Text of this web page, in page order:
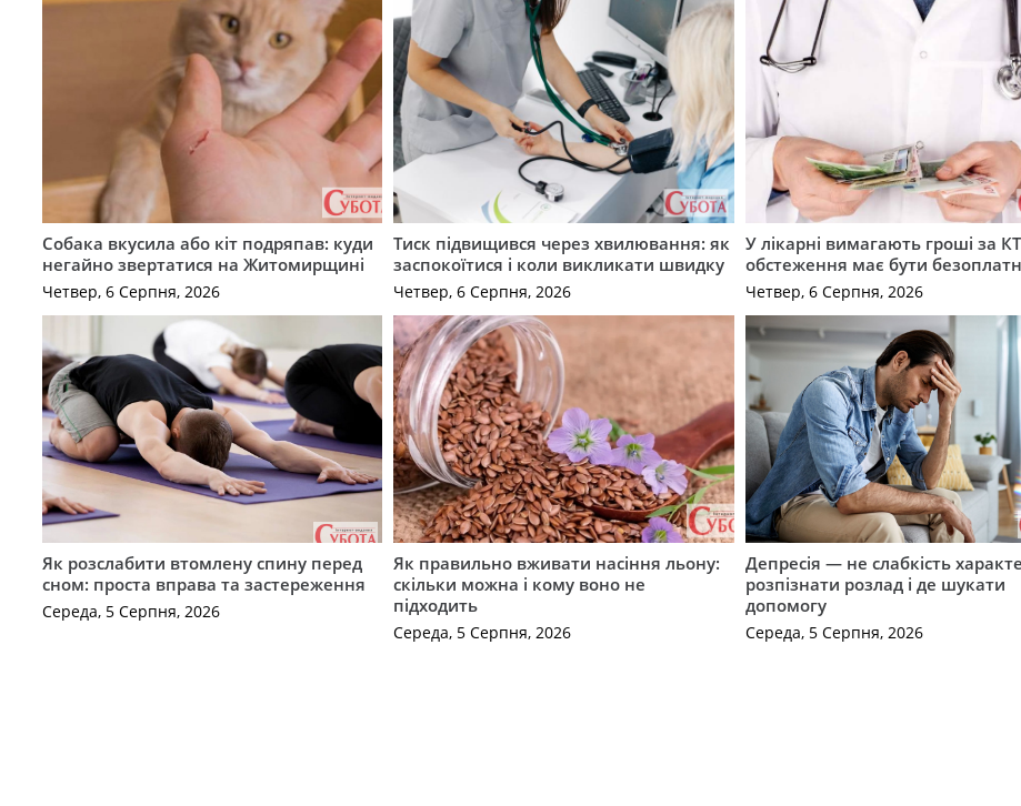
Собака вкусила або кіт подряпав: куди
негайно звертатися на Житомирщині
Четвер, 6 Серпня, 2026
Тиск підвищився через хвилювання: як
заспокоїтися і коли викликати швидку
Четвер, 6 Серпня, 2026
У лікарні вимагають гроші за
обстеження має бути
Четвер, 6 Серпня, 2026
Як розслабити втомлену спину перед
сном: проста вправа та застереження
Середа, 5 Серпня, 2026
Як правильно вживати насіння льону:
скільки можна і кому воно не
підходить
Середа, 5 Серпня, 2026
Депресія — не слабкість
розпізнати розлад і де шукати
допомогу
Середа, 5 Серпня, 2026